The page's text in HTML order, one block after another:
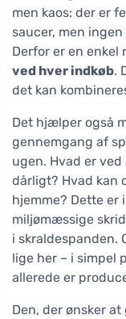
men kaos: der er
saucer, men
Derfor er en enkel
ved hver indkøb.
det kan
Det hjælper også
gennemgang af
ugen. Hvad er
dårligt? Hvad kan
hjemme? Dette er
miljømæssige
i
lige her – i simpel
allerede er
Den, der ønsker